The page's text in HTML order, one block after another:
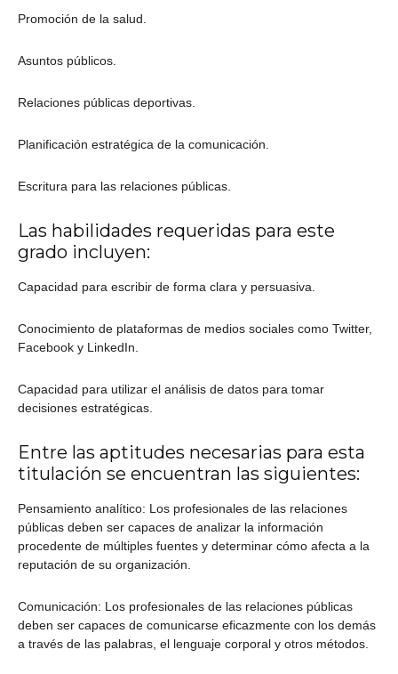
Promoción de la salud.
Asuntos públicos.
Relaciones públicas deportivas.
Planificación estratégica de la comunicación.
Escritura para las relaciones públicas.
Las habilidades requeridas para este
grado incluyen:
Capacidad para escribir de forma clara y persuasiva.
Conocimiento de plataformas de medios sociales como Twitter,
Facebook y LinkedIn.
Capacidad para utilizar el análisis de datos para tomar
decisiones estratégicas.
Entre las aptitudes necesarias para esta
titulación se encuentran las siguientes:
Pensamiento analítico: Los profesionales de las relaciones
públicas deben ser capaces de analizar la información
procedente de múltiples fuentes y determinar cómo afecta a la
reputación de su organización.
Comunicación: Los profesionales de las relaciones públicas
deben ser capaces de comunicarse eficazmente con los demás
a través de las palabras, el lenguaje corporal y otros métodos.